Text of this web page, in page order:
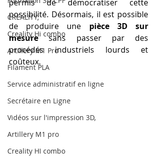
CREALITY,
Creality Hi combo
Artillery M1 Pro
Filament PLA
Service administratif en ligne
Secrétaire en Ligne
Vidéos sur l'impression 3D,
Artillery M1 pro
Creality HI combo
permis de démocratiser cette
possibilité. Désormais, il est possible
de produire une pièce 3D sur
mesure sans passer par des
procédés industriels lourds et
coûteux.